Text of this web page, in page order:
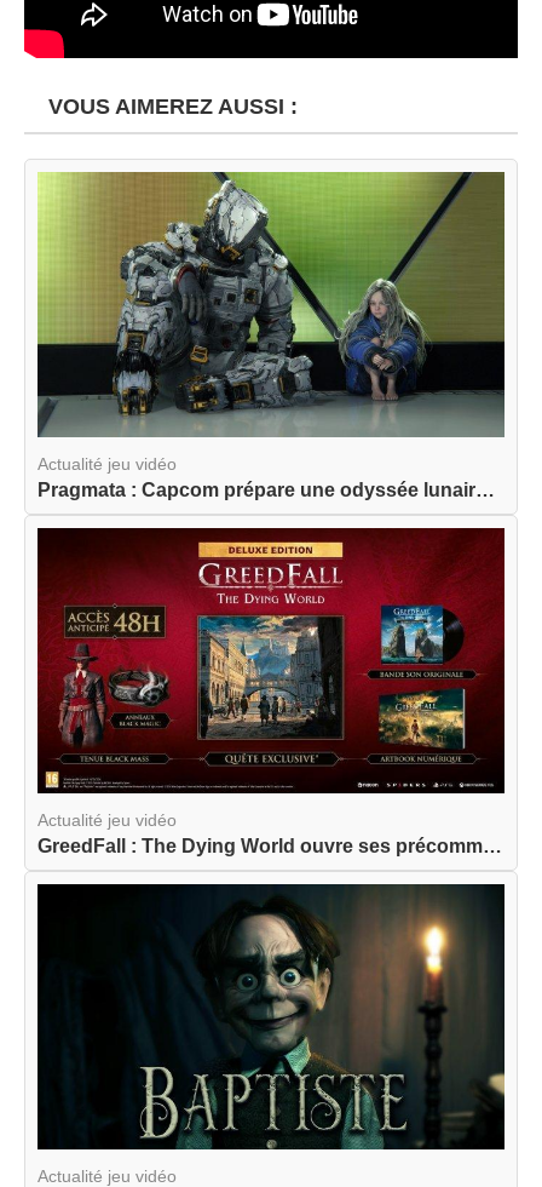
VOUS AIMEREZ AUSSI :
Actualité jeu vidéo
Pragmata : Capcom prépare une odyssée lunaire am...
Actualité jeu vidéo
GreedFall : The Dying World ouvre ses précommand...
Actualité jeu vidéo